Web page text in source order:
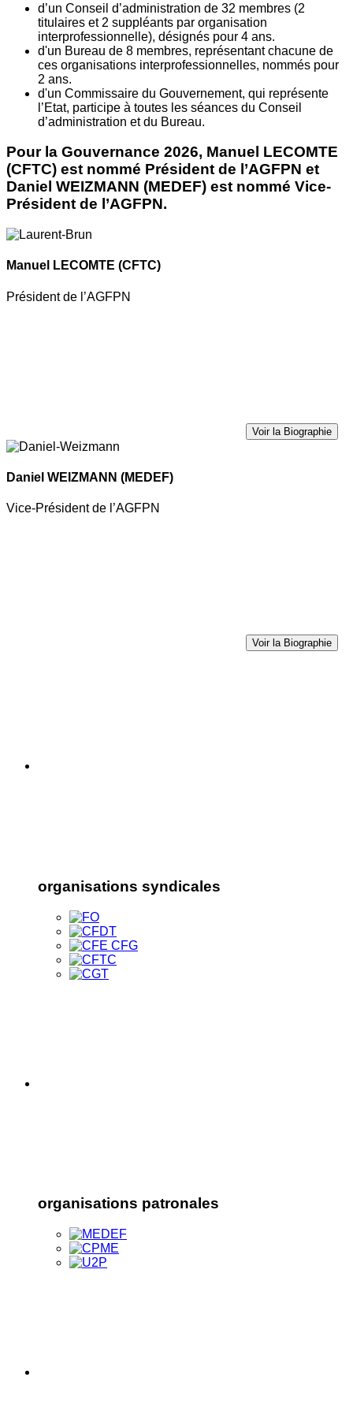
d’un Conseil d’administration de 32 membres (2
titulaires et 2 suppléants par organisation
interprofessionnelle), désignés pour 4 ans.
d'un Bureau de 8 membres, représentant chacune de
ces organisations interprofessionnelles, nommés pour
2 ans.
d'un Commissaire du Gouvernement, qui représente
l’Etat, participe à toutes les séances du Conseil
d’administration et du Bureau.
Pour la Gouvernance 2026, Manuel LECOMTE
(CFTC) est nommé Président de l’AGFPN et
Daniel WEIZMANN (MEDEF) est nommé Vice-
Président de l’AGFPN.
Manuel LECOMTE (CFTC)
Président de l’AGFPN
Voir la Biographie
Daniel WEIZMANN (MEDEF)
Vice-Président de l’AGFPN
Voir la Biographie
organisations syndicales
organisations patronales